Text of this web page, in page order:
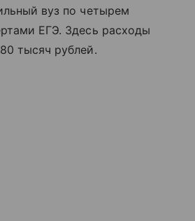
вуз по четырем
ЕГЭ. Здесь расходы
тысяч рублей.